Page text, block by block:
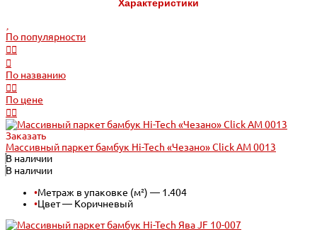
Характеристики
По популярности
По названию
По цене
Заказать
Массивный паркет бамбук Hi-Tech «Чезано» Click АМ 0013
В наличии
В наличии
•Метраж в упаковке (м²) — 1.404
•Цвет — Коричневый